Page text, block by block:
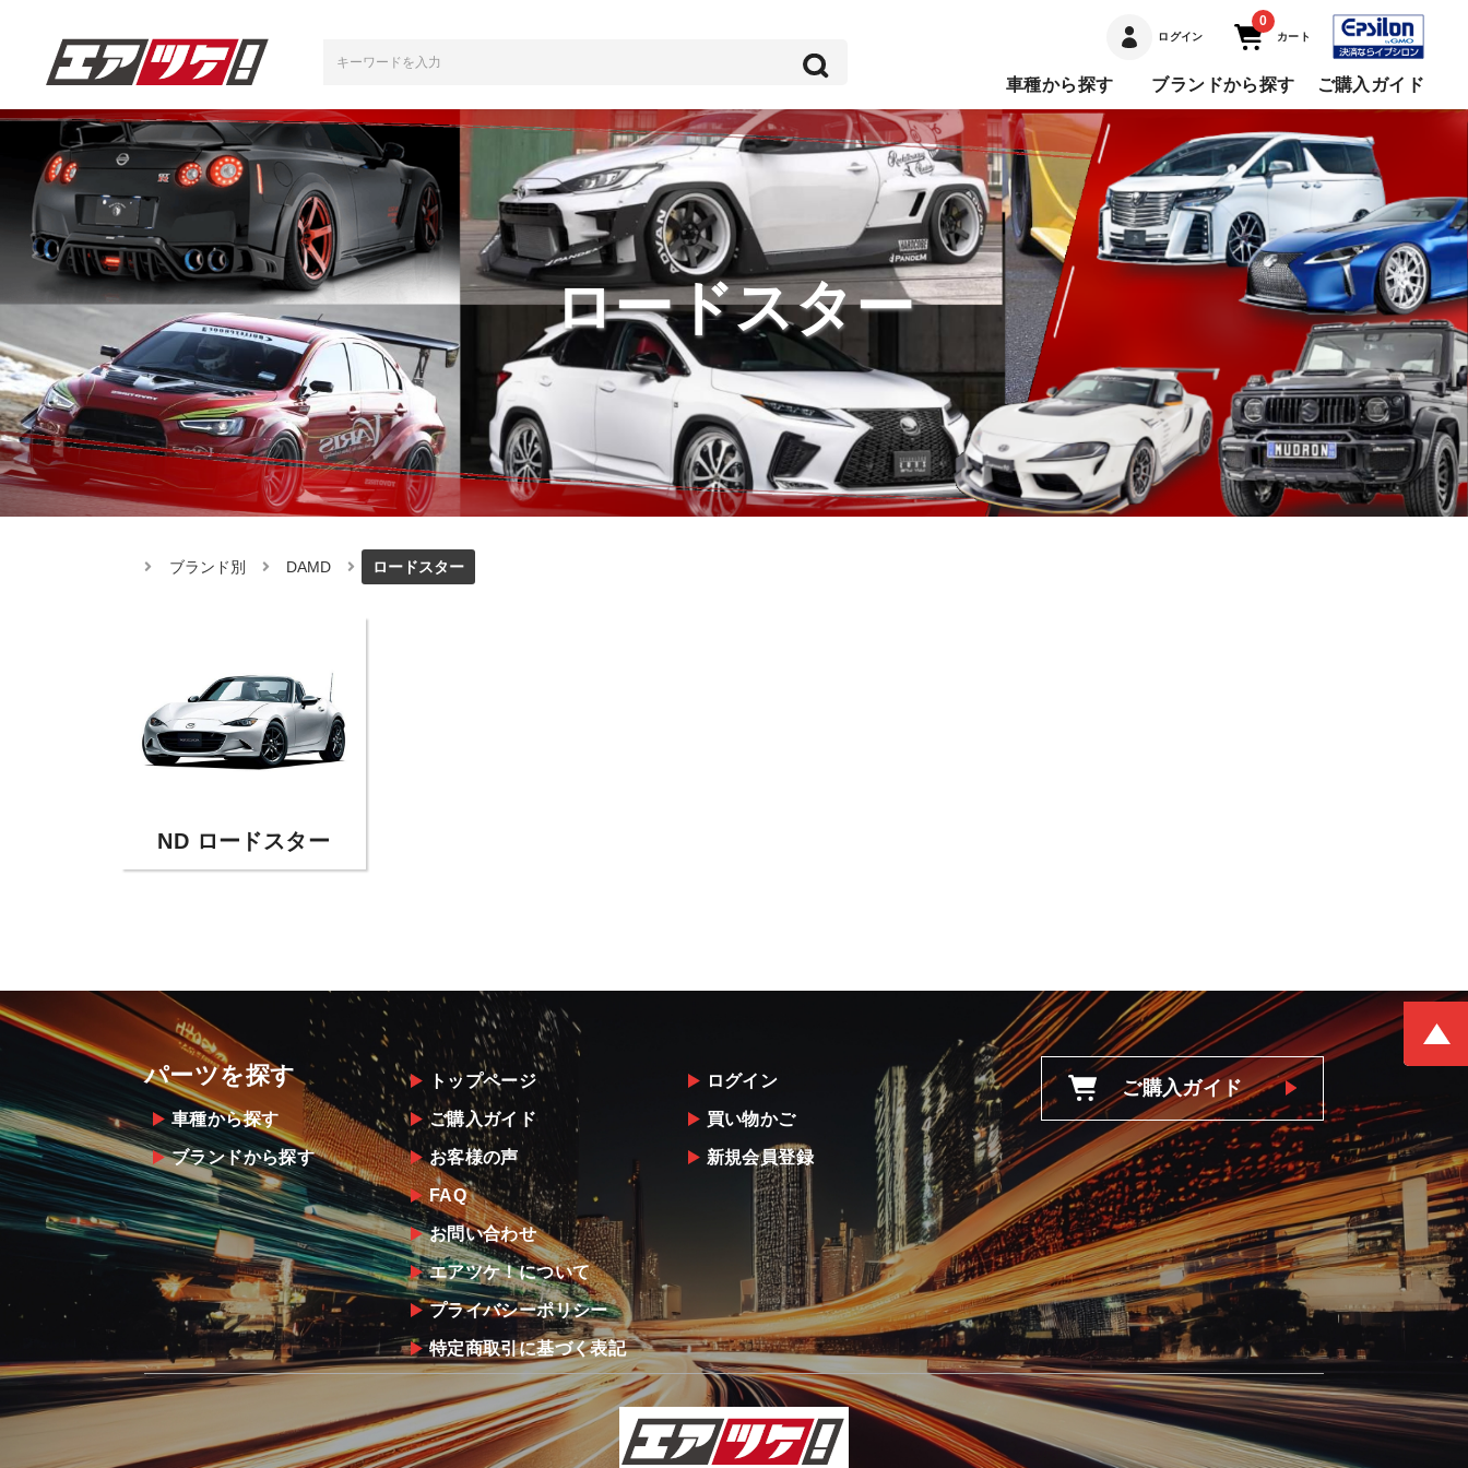
ログイン
0
カート
車種から探す ブランドから探す ご購入ガイド
ロードスター
ブランド別 DAMD ロードスター
ND ロードスター
パーツを探す
車種から探す
ブランドから探す
トップページ
ご購入ガイド
お客様の声
FAQ
お問い合わせ
エアツケ！について
プライバシーポリシー
特定商取引に基づく表記
ログイン
買い物かご
新規会員登録
ご購入ガイド